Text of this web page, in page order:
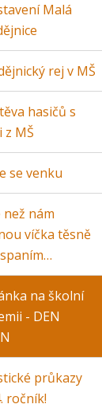
Malá
rej v MŠ
hasičů s
z MŠ
se venku
než nám
víčka těsně
na školní
- DEN
průkazy
ročník!